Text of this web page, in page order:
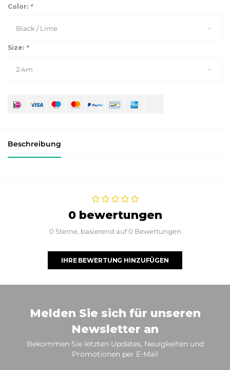
Color: *
Black / Lime
Size: *
2.4m
Beschreibung
0 bewertungen
0 Sterne, basierend auf 0 Bewertungen
IHRE BEWERTUNG HINZUFÜGEN
Melden Sie sich für unseren
Newsletter an
Bekommen Sie letzten Updates, Neuigkeiten und
Promotionen per E-Mail